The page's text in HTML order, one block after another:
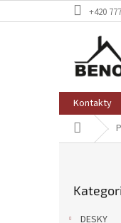
na
+420
Kontakty
Domů
kategorie
DESKY